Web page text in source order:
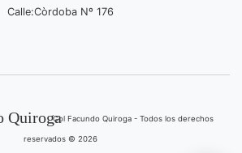
Calle:Còrdoba Nº 176
Col Facundo Quiroga - Todos los derechos
reservados © 2026